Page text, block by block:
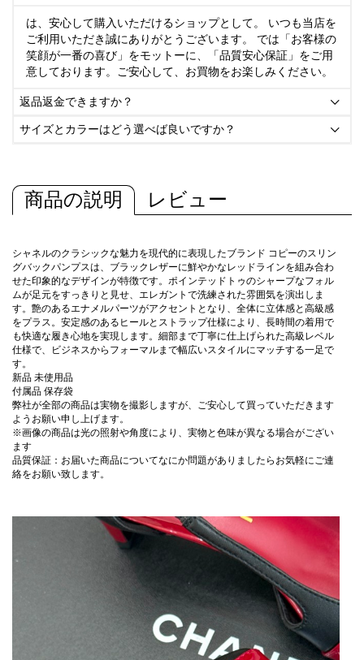
は、安心して購入いただけるショップとして。 いつも当店を
ご利用いただき誠にありがとうございます。 では「お客様の
笑顔が一番の喜び」をモットーに、「品質安心保証」をご用
意しております。ご安心して、お買物をお楽しみください。
返品返金できますか？ 
サイズとカラーはどう選べば良いですか？ 
商品の説明 レビュー
シャネルのクラシックな魅力を現代的に表現したブランド コピーのスリン
グバックパンプスは、ブラックレザーに鮮やかなレッドラインを組み合わ
せた印象的なデザインが特徴です。ポインテッドトゥのシャープなフォル
ムが足元をすっきりと見せ、エレガントで洗練された雰囲気を演出しま
す。艶のあるエナメルパーツがアクセントとなり、全体に立体感と高級感
をプラス。安定感のあるヒールとストラップ仕様により、長時間の着用で
も快適な履き心地を実現します。細部まで丁寧に仕上げられた高級レベル
仕様で、ビジネスからフォーマルまで幅広いスタイルにマッチする一足で
す。
新品 未使用品
付属品 保存袋
弊社が全部の商品は実物を撮影しますが、ご安心して買っていただきます
ようお願い申し上げます。
※画像の商品は光の照射や角度により、実物と色味が異なる場合がござい
ます
品質保証：お届いた商品についてなにか問題がありましたらお気軽にご連
絡をお願い致します。